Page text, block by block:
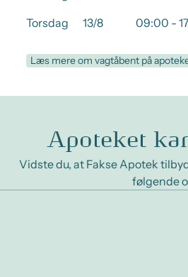
Torsdag
13/8 09:00 -
Læs mere om vagtåbent på
Apoteket
Vidste du, at Fakse Apotek
følgende